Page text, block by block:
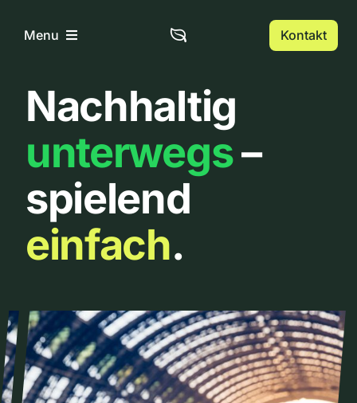
InhaltMenu
Home
Über uns
Urbanlist
Kontakt
Nachhaltig
unterwegs–
spielend
einfach.